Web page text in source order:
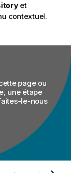
et
contextuel.
page ou
une étape
le-nous